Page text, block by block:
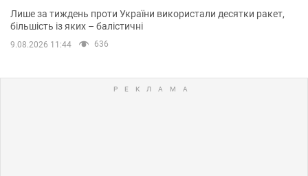
Лише за тиждень проти України використали десятки ракет,
більшість із яких – балістичні
9.08.2026 11:44 636